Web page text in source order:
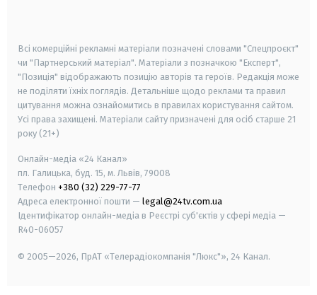
Всі комерційні рекламні матеріали позначені словами "Спецпроєкт"
чи "Партнерський матеріал". Матеріали з позначкою "Експерт",
"Позиція" відображають позицію авторів та героїв. Редакція може
не поділяти їхніх поглядів. Детальніше щодо реклами та правил
цитування можна ознайомитись в правилах користування сайтом.
Усі права захищені. Матеріали сайту призначені для осіб старше 21
року (21+)
Онлайн-медіа «24 Канал»
пл. Галицька, буд. 15, м. Львів, 79008
Телефон +380 (32) 229-77-77
Адреса електронної пошти — legal@24tv.com.ua
Ідентифікатор онлайн-медіа в Реєстрі суб'єктів у сфері медіа —
R40-06057
© 2005—2026, ПрАТ «Телерадіокомпанія "Люкс"», 24 Канал.